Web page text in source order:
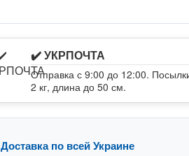
✔️ УКРПОЧТА
Отправка с 9:00 до 12:00.
2 кг, длина до 50 см.
Доставка по всей Украине